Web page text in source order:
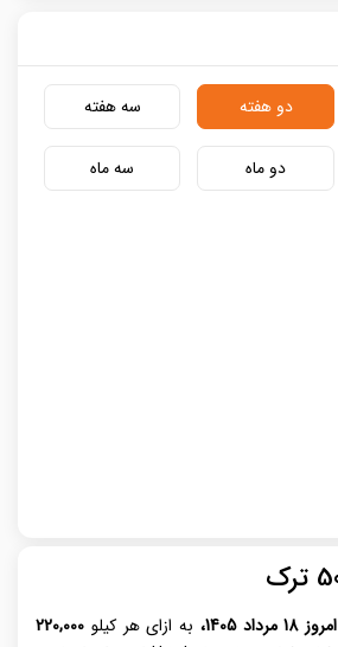
دو هفته سه هفته
دو ماه سه ماه
امروز 18 مرداد 1405، به ازای هر کیلو 220,000